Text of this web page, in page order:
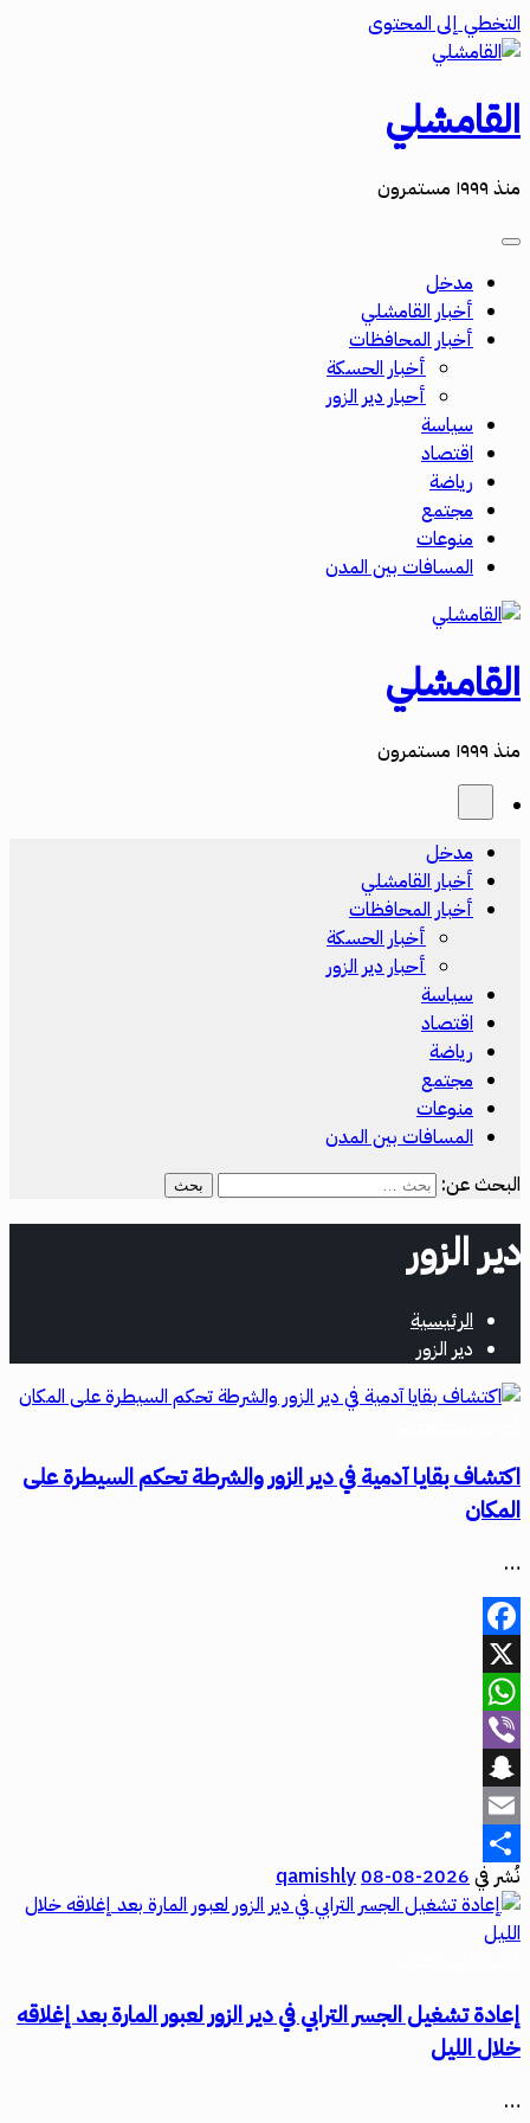
التخطي إلى المحتوى
القامشلي
منذ ١٩٩٩ مستمرون
مدخل
أخبار القامشلي
أخبار المحافظات
أخبار الحسكة
أحبار دير الزور
سياسة
اقتصاد
رياضة
مجتمع
منوعات
المسافات بين المدن
القامشلي
منذ ١٩٩٩ مستمرون
مدخل
أخبار القامشلي
أخبار المحافظات
أخبار الحسكة
أحبار دير الزور
سياسة
اقتصاد
رياضة
مجتمع
منوعات
المسافات بين المدن
البحث عن:
دير الزور
الرئيسية
دير الزور
اكتشاف بقايا آدمية في دير الزور والشرطة تحكم السيطرة على
المكان
…
Facebook
X
WhatsApp
Viber
Snapchat
Email
Share
نُشر في2026-08-08
qamishly
إعادة تشغيل الجسر الترابي في دير الزور لعبور المارة بعد إغلاقه
خلال الليل
…